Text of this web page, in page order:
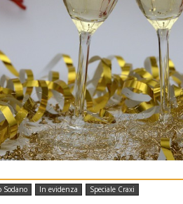
Sodano In evidenza Speciale Craxi